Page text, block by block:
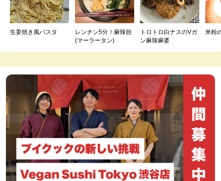
生姜焼き風パスタ
レンチン5分！麻辣担
(マーラータン)
トロトロ白ナスのVガ
ン麻辣麻婆
米粉